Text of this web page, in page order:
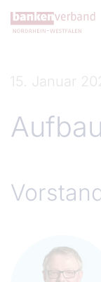
Direkt zum
15. Januar
Aufbau